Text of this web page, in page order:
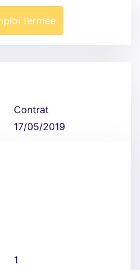
fermée
Contrat
17/05/2019
1